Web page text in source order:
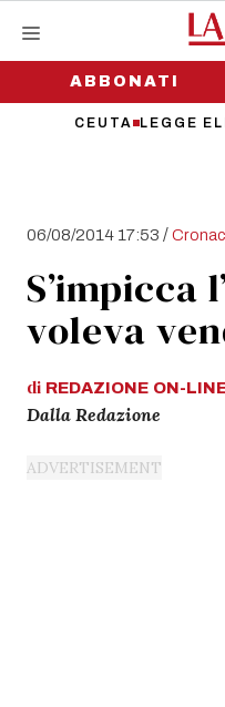
contenutoABBONATI
CEUTA LEGGE
06/08/2014 17:53 /
S’impicca
voleva
di REDAZIONE ON-
Dalla Redazione